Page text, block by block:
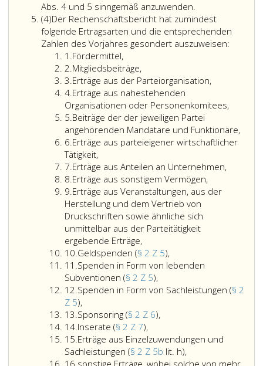
10 Jahre.
2,
Litera
c,).
Abs. 4 und 5 sinngemäß anzuwenden.
Paragraphen
189
a,,
193
eins,,
195,
196,
196a,
198
Absatz
eins
bis
8,
200,
203
211
sinngemäß
Bereits
(4)Absatz
4
Der Rechenschaftsbericht hat zumindest
folgende Ertragsarten und die entsprechenden
Zahlen des Vorjahres gesondert auszuweisen:
1.Ziffer
eins
Fördermittel,
2.Ziffer
2
Mitgliedsbeiträge,
3.Ziffer
3
Erträge aus der Parteiorganisation,
4.Ziffer
4
Erträge aus nahestehenden
Organisationen oder Personenkomitees,
5.Ziffer
5
Beiträge der der jeweiligen Partei
angehörenden Mandatare und Funktionäre,
6.Ziffer
6
Erträge aus parteieigener wirtschaftlicher
Tätigkeit,
7.Ziffer
7
Erträge aus Anteilen an Unternehmen,
8.Ziffer
8
Erträge aus sonstigem Vermögen,
9.Ziffer
9
Erträge aus Veranstaltungen, aus der
Herstellung und dem Vertrieb von
Druckschriften sowie ähnliche sich
unmittelbar aus der Parteitätigkeit
ergebende Erträge,
10.Ziffer
10
Geldspenden (§ 2 Z 5),Geldspenden
(Paragraph
Ziffer
11.Ziffer
11
Spenden in Form von lebenden
Subventionen (§ 2 Z 5),Spenden
in
von
Subventionen
(Paragraph
2,
12.Ziffer
12
Spenden in Form von Sachleistungen (§ 2
Z 5),Spenden
in
Form
von
Sachleistungen
(Paragraph
13.Ziffer
13
Sponsoring (§ 2 Z 6),Sponsoring
2,
Ziffer
6,),
14.Ziffer
14
Inserate (§ 2 Z 7),Inserate
(Paragraph
2,
Ziffer
15.Ziffer
15
Erträge aus Einzelzuwendungen und
Sachleistungen (§ 2 Z 5b lit. h),Erträge
aus
16.Ziffer
sonstige Erträge, wobei solche von mehr